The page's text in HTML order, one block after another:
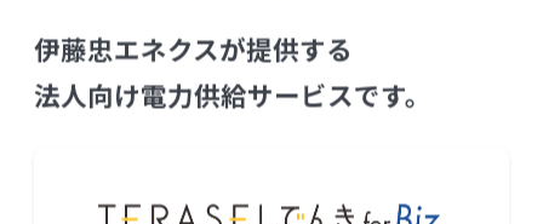
伊藤忠エネクスが提供する
法人向け電力供給サービスです。